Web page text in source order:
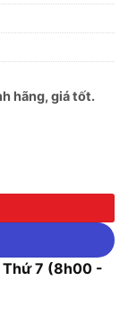
hãng, giá tốt.
Thứ 7 (8h00 -